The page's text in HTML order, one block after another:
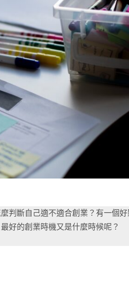
判斷自己適不適合創業？有一個好
好的創業時機又是什麼時候呢？